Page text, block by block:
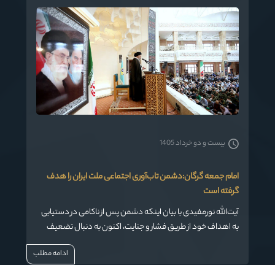
امام جمعه گرگان:دشمن تاب‌آوری اجتماعی ملت ایران را هدف
گرفته است
آیت‌الله نورمفیدی با بیان اینکه دشمن پس از ناکامی در دستیابی
به اهداف خود از طریق فشار و جنایت، اکنون به دنبال تضعیف
تاب‌آوری اجتماعی ملت ایران است، گفت: ایجاد تردید، ناامیدی،
اختلاف‌افکنی و سیاه‌نمایی از مهم‌ترین ابزارهای دشمن برای
بیست و دو خرداد 1405
ادامه مطلب